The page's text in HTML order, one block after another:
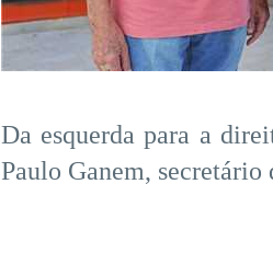
Da esquerda para a
Paulo Ganem, secretário